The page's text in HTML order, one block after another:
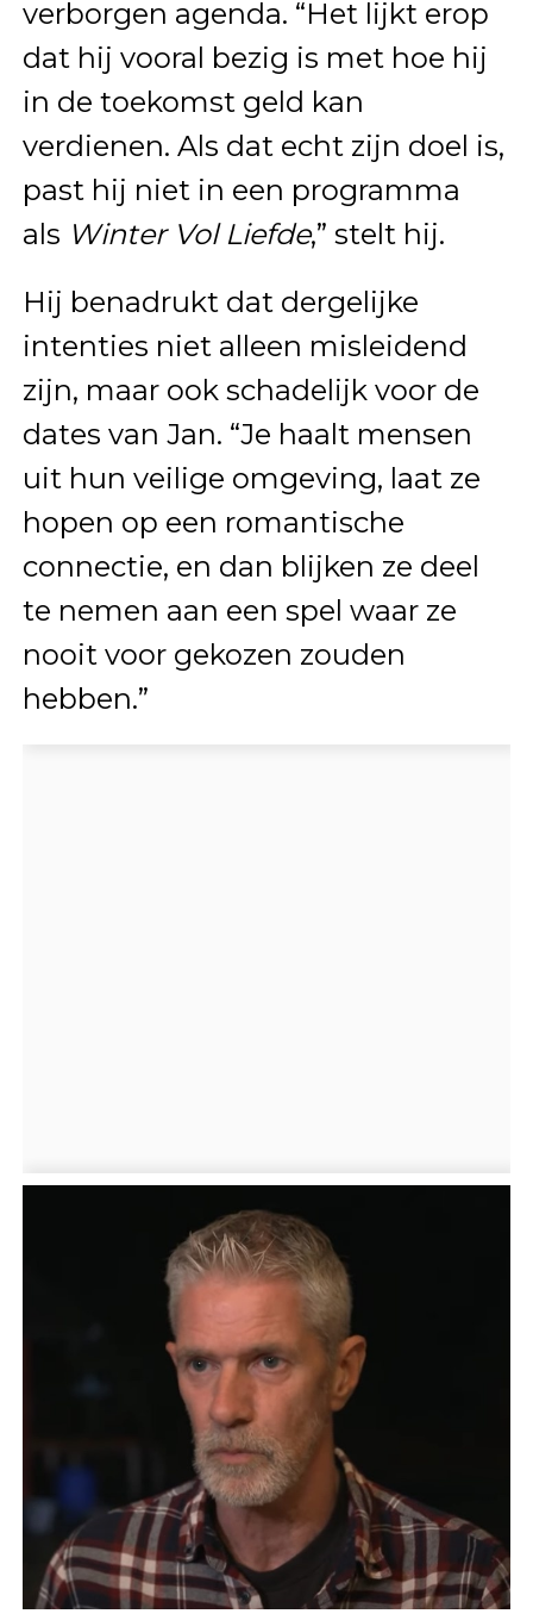
verborgen agenda. “Het lijkt erop
dat hij vooral bezig is met hoe hij
in de toekomst geld kan
verdienen. Als dat echt zijn doel is,
past hij niet in een programma
als Winter Vol Liefde,” stelt hij.
Hij benadrukt dat dergelijke
intenties niet alleen misleidend
zijn, maar ook schadelijk voor de
dates van Jan. “Je haalt mensen
uit hun veilige omgeving, laat ze
hopen op een romantische
connectie, en dan blijken ze deel
te nemen aan een spel waar ze
nooit voor gekozen zouden
hebben.”